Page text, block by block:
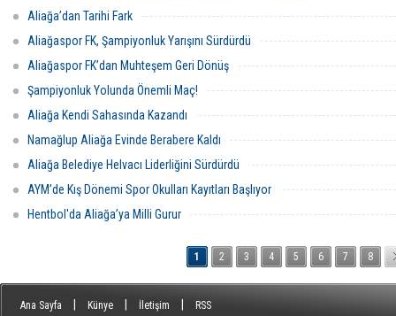
Aliağa’dan Tarihi Fark
Aliağaspor FK, Şampiyonluk Yarışını Sürdürdü
Aliağaspor FK’dan Muhteşem Geri Dönüş
Şampiyonluk Yolunda Önemli Maç!
Aliağa Kendi Sahasında Kazandı
Namağlup Aliağa Evinde Berabere Kaldı
Aliağa Belediye Helvacı Liderliğini Sürdürdü
AYM’de Kış Dönemi Spor Okulları Kayıtları Başlıyor
Hentbol'da Aliağa’ya Milli Gurur
1 2 3 4 5 6 7 8
Ana Sayfa Künye İletişim RSS